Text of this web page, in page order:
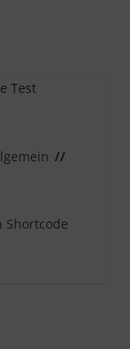
Shortcode